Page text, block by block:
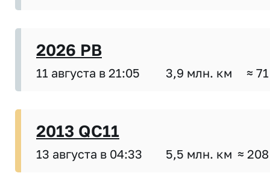
2026 PB
11 августа в 21:05 3,9 млн. км ≈
2013 QC11
13 августа в 04:33 5,5 млн. км ≈